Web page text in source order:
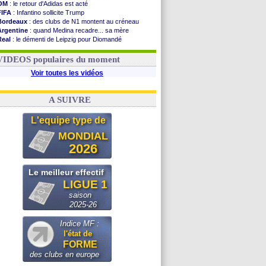
: le retour d'Adidas est acté
: Infantino sollicite Trump
: des clubs de N1 montent au créneau
: quand Medina recadre... sa mère
: le démenti de Leipzig pour Diomandé
: Paixão attire un 2e club anglais
populaires du moment
Voir toutes les vidéos
A SUIVRE
L'equipe type de
MONDIAL
2026
Le meilleur effectif
LIGUE 1
saison
2025-26
Indice MF :
l'état de
FORME
des clubs en europe